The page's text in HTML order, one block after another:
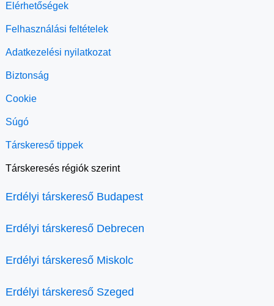
Elérhetőségek
Felhasználási feltételek
Adatkezelési nyilatkozat
Biztonság
Cookie
Súgó
Társkereső tippek
Társkeresés régiók szerint
Erdélyi társkereső Budapest
Erdélyi társkereső Debrecen
Erdélyi társkereső Miskolc
Erdélyi társkereső Szeged